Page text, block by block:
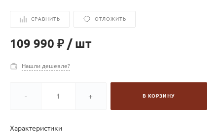
СРАВНИТЬ ОТЛОЖИТЬ
109 990 ₽ / шт
Нашли дешевле?
- + В КОРЗИНУ
Характеристики